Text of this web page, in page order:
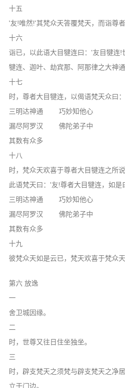
十五
'友!唯然!'其梵众天答覆梵天，而诣尊者
十六
诣已，以此语大目犍连曰：'友目犍连!
犍连、迦叶、劫宾那、阿那律之大神
十七
时，尊者大目犍连，以偈语梵天众曰：
三明达神通 巧妙知他心
漏尽阿罗汉 佛陀弟子中
其数有众多
十八
时，梵众天欢喜于尊者大目犍连之所
此语梵天曰：'友!尊者大目犍连，如是
三明达神通 巧妙知他心
漏尽阿罗汉 佛陀弟子中
其数有众多
十九
彼梵众天如是云已，梵天欢喜于梵众天
第六 放逸
一
舍卫城因缘。
二
时，世尊又往日住坐独坐。
三
时，辟支梵天之须梵与辟支梵天之净
立于门边。